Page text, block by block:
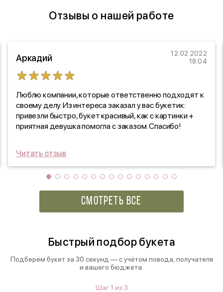
Отзывы о нашей работе
Аркадий
12.02.2022
18:04
Люблю компании, которые ответственно подходят к
своему делу. Из интереса заказал у вас букетик:
привезли быстро, букет красивый, как с картинки +
приятная девушка помогла с заказом. Спасибо!
Читать отзыв
СМОТРЕТЬ ВСЕ
Быстрый подбор букета
Подберём букет за 30 секунд — с учётом повода, получателя
и вашего бюджета.
Шаг1 из 3